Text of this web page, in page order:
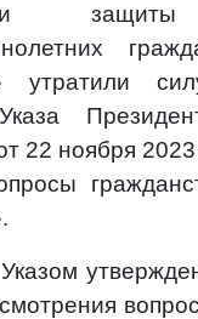
защиты
утратили
22 ноября 2023